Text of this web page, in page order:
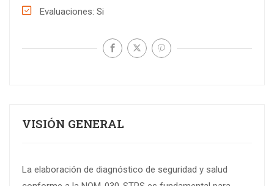
VISIÓN GENERAL
La elaboración de diagnóstico de seguridad y salud
Evaluaciones Si